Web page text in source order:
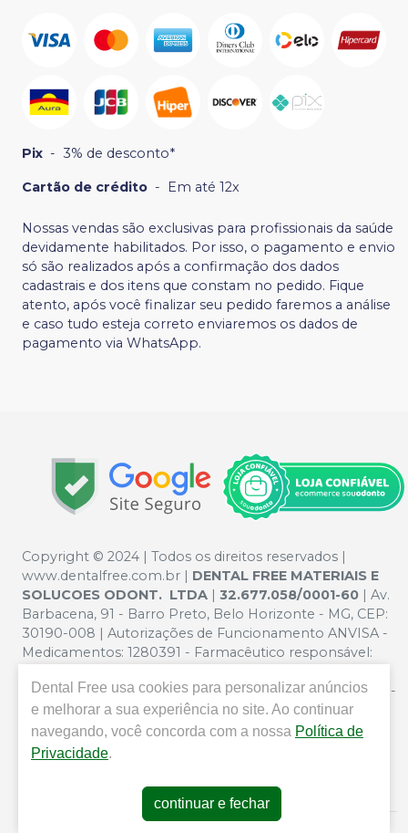
Pix - 3% de desconto*
Cartão de crédito - Em até 12x
Nossas vendas são exclusivas para profissionais da saúde
devidamente habilitados. Por isso, o pagamento e envio
só são realizados após a confirmação dos dados
cadastrais e dos itens que constam no pedido. Fique
atento, após você finalizar seu pedido faremos a análise
e caso tudo esteja correto enviaremos os dados de
pagamento via WhatsApp.
Copyright © 2024 | Todos os direitos reservados |
www.dentalfree.com.br | DENTAL FREE MATERIAIS E
SOLUCOES ODONT. LTDA | 32.677.058/0001-60 | Av.
Barbacena, 91 - Barro Preto, Belo Horizonte - MG, CEP:
30190-008 | Autorizações de Funcionamento ANVISA -
Medicamentos: 1280391 - Farmacêutico responsável:
Privacidade e Segurança - Fotos meramente ilustrativas -
Os preços e condições da loja virtual estão sujeitos a
alterações. Em caso de divergência de preços no site, o
valor válido é o do Carrinho de Compra. Não vendemos
atender compras de grandes volumes pelo site.
Dental Free usa cookies para personalizar anúncios
e melhorar a sua experiência no site. Ao continuar
navegando, você concorda com a nossa Política de
Privacidade.
continuar e fechar